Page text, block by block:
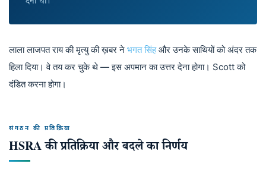
लाला लाजपत राय की मृत्यु की ख़बर ने भगत सिंहऔर उनके साथियों को अंदर तक
हिला दिया। वे तय कर चुके थे — इस अपमान का उत्तर देना होगा। Scott को
दंडित करना होगा।
संगठन की प्रतिक्रिया
HSRA की प्रतिक्रिया और बदले का निर्णय